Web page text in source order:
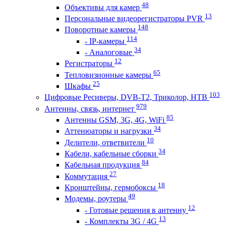
Объективы для камер 48
Персональные видеорегистраторы PVR 13
Поворотные камеры 148
- IP-камеры 114
- Аналоговые 34
Регистраторы 12
Тепловизионные камеры 65
Шкафы 25
Цифровые Ресиверы, DVB-T2, Триколор, НТВ 103
Антенны, связь, интернет 979
Антенны GSM, 3G, 4G, WiFi 85
Аттенюаторы и нагрузки 34
Делители, ответвители 10
Кабели, кабельные сборки 34
Кабельная продукция 84
Коммутация 27
Кронштейны, гермобоксы 18
Модемы, роутеры 49
- Готовые решения в антенну 12
- Комплекты 3G / 4G 13